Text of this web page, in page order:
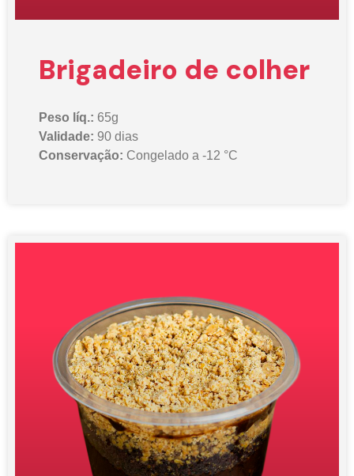
Brigadeiro de colher
Peso líq.: 65g
Validade: 90 dias
Conservação: Congelado a -12 °C